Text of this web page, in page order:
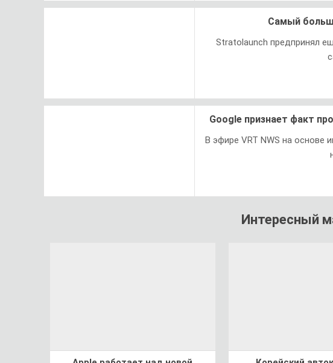
Самый
Stratolaunch предпринял
Google признает факт
В эфире VRT NWS на основе
Интересный